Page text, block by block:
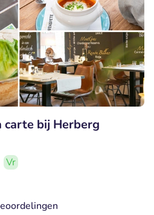
carte bij Herberg
Vr